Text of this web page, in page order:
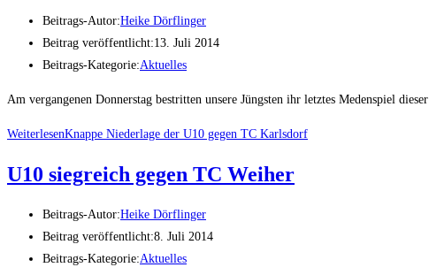
Beitrags-Autor:Heike Dörflinger
Beitrag veröffentlicht:13. Juli 2014
Beitrags-Kategorie:Aktuelles
Am vergangenen Donnerstag bestritten unsere Jüngsten ihr letztes Medenspiel
WeiterlesenKnappe Niederlage der U10 gegen TC Karlsdorf
U10 siegreich gegen TC Weiher
Beitrags-Autor:Heike Dörflinger
Beitrag veröffentlicht:8. Juli 2014
Beitrags-Kategorie:Aktuelles